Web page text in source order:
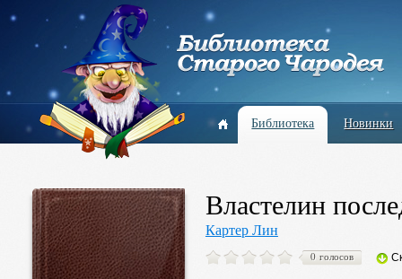
Библиотека Новинки
Властелин
Картер Лин
0 голосов